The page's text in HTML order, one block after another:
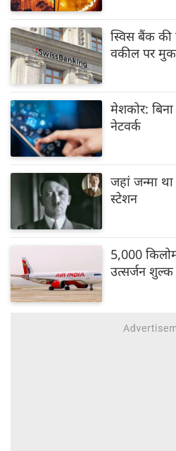
स्विस बैंक की
वकील पर
मेशकोर:
नेटवर्क
जहां जन्मा
स्टेशन
5,000
उत्सर्जन शुल्क